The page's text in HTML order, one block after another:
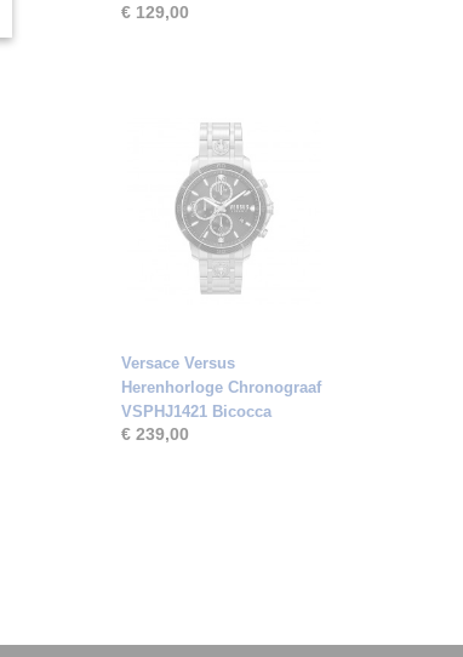
€ 129,00
Versace Versus
Herenhorloge Chronograaf
VSPHJ1421 Bicocca
€ 239,00